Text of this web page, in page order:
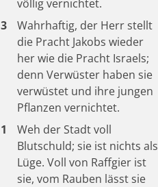
völlig vernichtet.
3
Wahrhaftig, der Herr stellt
die Pracht Jakobs wieder
her wie die Pracht Israels;
denn Verwüster haben sie
verwüstet und ihre jungen
Pflanzen vernichtet.
1
Weh der Stadt voll
Blutschuld; sie ist nichts als
Lüge. Voll von Raffgier ist
sie, vom Rauben lässt sie